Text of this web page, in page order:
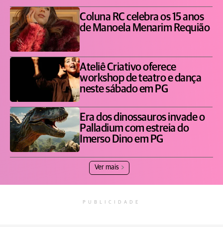
Coluna RC celebra os 15 anos
de Manoela Menarim Requião
Ateliê Criativo oferece
workshop de teatro e dança
neste sábado em PG
Era dos dinossauros invade o
Palladium com estreia do
Imerso Dino em PG
Ver mais
PUBLICIDADE